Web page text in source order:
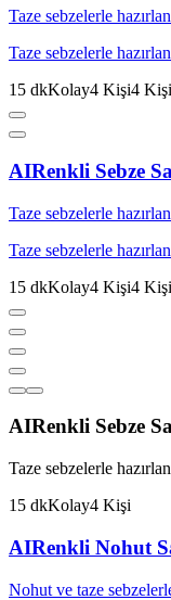
Taze sebzelerle
Taze sebzelerle
15 dkKolay4 Kişi4
AIRenkli Sebze
Taze sebzelerle
Taze sebzelerle
15 dkKolay4 Kişi4
AIRenkli Sebze
Taze sebzelerle
15 dkKolay4 Kişi
AIRenkli Nohut
Nohut ve taze